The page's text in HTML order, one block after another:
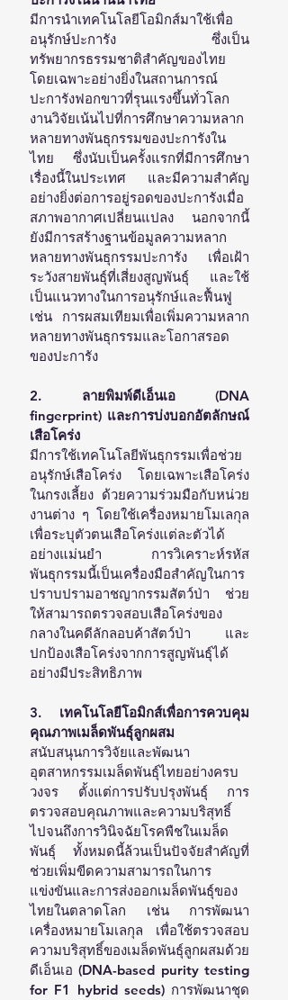
มีการนำเทคโนโลยีโอมิกส์มาใช้เพื่อ
อนุรักษ์ปะการัง ซึ่งเป็น
ทรัพยากรธรรมชาติสำคัญของไทย
โดยเฉพาะอย่างยิ่งในสถานการณ์
ปะการังฟอกขาวที่รุนแรงขึ้นทั่วโลก
งานวิจัยเน้นไปที่การศึกษาความหลาก
หลายทางพันธุกรรมของปะการังใน
ไทย ซึ่งนับเป็นครั้งแรกที่มีการศึกษา
เรื่องนี้ในประเทศ และมีความสำคัญ
อย่างยิ่งต่อการอยู่รอดของปะการังเมื่อ
สภาพอากาศเปลี่ยนแปลง นอกจากนี้
ยังมีการสร้างฐานข้อมูลความหลาก
หลายทางพันธุกรรมปะการัง เพื่อเฝ้า
ระวังสายพันธุ์ที่เสี่ยงสูญพันธุ์ และใช้
เป็นแนวทางในการอนุรักษ์และฟื้นฟู
เช่น การผสมเทียมเพื่อเพิ่มความหลาก
หลายทางพันธุกรรมและโอกาสรอด
ของปะการัง
2. ลายพิมพ์ดีเอ็นเอ (DNA
fingerprint) และการบ่งบอกอัตลักษณ์
เสือโคร่ง
มีการใช้เทคโนโลยีพันธุกรรมเพื่อช่วย
อนุรักษ์เสือโคร่ง โดยเฉพาะเสือโคร่ง
ในกรงเลี้ยง ด้วยความร่วมมือกับหน่วย
งานต่าง ๆ โดยใช้เครื่องหมายโมเลกุล
เพื่อระบุตัวตนเสือโคร่งแต่ละตัวได้
อย่างแม่นยำ การวิเคราะห์รหัส
พันธุกรรมนี้เป็นเครื่องมือสำคัญในการ
ปราบปรามอาชญากรรมสัตว์ป่า ช่วย
ให้สามารถตรวจสอบเสือโคร่งของ
กลางในคดีลักลอบค้าสัตว์ป่า และ
ปกป้องเสือโคร่งจากการสูญพันธุ์ได้
อย่างมีประสิทธิภาพ
3. เทคโนโลยีโอมิกส์เพื่อการควบคุม
คุณภาพเมล็ดพันธุ์ลูกผสม
สนับสนุนการวิจัยและพัฒนา
อุตสาหกรรมเมล็ดพันธุ์ไทยอย่างครบ
วงจร ตั้งแต่การปรับปรุงพันธุ์ การ
ตรวจสอบคุณภาพและความบริสุทธิ์
ไปจนถึงการวินิจฉัยโรคพืชในเมล็ด
พันธุ์ ทั้งหมดนี้ล้วนเป็นปัจจัยสำคัญที่
ช่วยเพิ่มขีดความสามารถในการ
แข่งขันและการส่งออกเมล็ดพันธุ์ของ
ไทยในตลาดโลก เช่น การพัฒนา
เครื่องหมายโมเลกุล เพื่อใช้ตรวจสอบ
ความบริสุทธิ์ของเมล็ดพันธุ์ลูกผสมด้วย
ดีเอ็นเอ (DNA-based purity testing
for F1 hybrid seeds) การพัฒนาชุด